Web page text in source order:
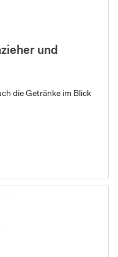
und
die Getränke im Blick